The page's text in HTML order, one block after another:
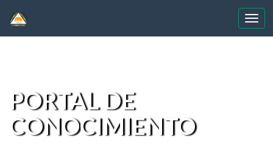
PORTAL DE
CONOCIMIENTO